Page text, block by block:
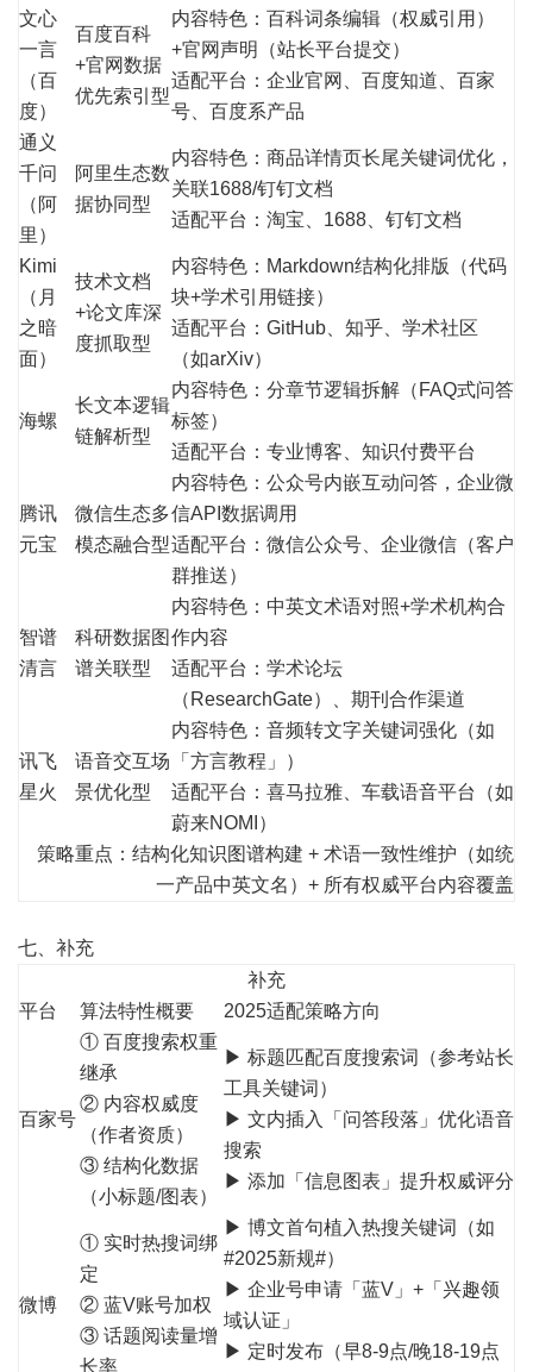
文心
一言
（百
度）
百度百科
+官网数据
优先索引型
内容特色：百科词条编辑（权威引用）
+官网声明（站长平台提交）
适配平台：企业官网、百度知道、百家
号、百度系产品
通义
千问
（阿
里）
阿里生态数
据协同型
内容特色：商品详情页长尾关键词优化，
关联1688/钉钉文档
适配平台：淘宝、1688、钉钉文档
Kimi
（月
之暗
面）
技术文档
+论文库深
度抓取型
内容特色：Markdown结构化排版（代码
块+学术引用链接）
适配平台：GitHub、知乎、学术社区
（如arXiv）
海螺
长文本逻辑
链解析型
内容特色：分章节逻辑拆解（FAQ式问答
标签）
适配平台：专业博客、知识付费平台
腾讯
元宝
微信生态多
模态融合型
内容特色：公众号内嵌互动问答，企业微
信API数据调用
适配平台：微信公众号、企业微信（客户
群推送）
智谱
清言
科研数据图
谱关联型
内容特色：中英文术语对照+学术机构合
作内容
适配平台：学术论坛
（ResearchGate）、期刊合作渠道
讯飞
星火
语音交互场
景优化型
内容特色：音频转文字关键词强化（如
「方言教程」）
适配平台：喜马拉雅、车载语音平台（如
蔚来NOMI）
策略重点：结构化知识图谱构建 + 术语一致性维护（如统
一产品中英文名）+ 所有权威平台内容覆盖
七、补充
补充
平台
算法特性概要 2025适配策略方向
百家号
① 百度搜索权重
继承
② 内容权威度
（作者资质）
③ 结构化数据
（小标题/图表）
▶ 标题匹配百度搜索词（参考站长
工具关键词）
▶ 文内插入「问答段落」优化语音
搜索
▶ 添加「信息图表」提升权威评分
微博
① 实时热搜词绑
定
② 蓝V账号加权
③ 话题阅读量增
长率
▶ 博文首句植入热搜关键词（如
#2025新规#）
▶ 企业号申请「蓝V」+「兴趣领
域认证」
▶ 定时发布（早8-9点/晚18-19点